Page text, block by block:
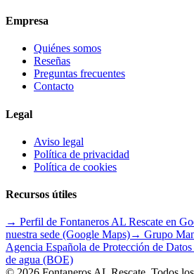
Empresa
Quiénes somos
Reseñas
Preguntas frecuentes
Contacto
Legal
Aviso legal
Política de privacidad
Política de cookies
Recursos útiles
→ Perfil de Fontaneros AL Rescate en
nuestra sede (Google Maps)→ Grupo
Agencia Española de Protección de Datos
de agua (BOE)